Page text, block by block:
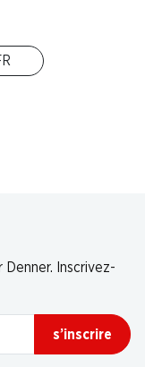
Inscrivez-
s’inscrire